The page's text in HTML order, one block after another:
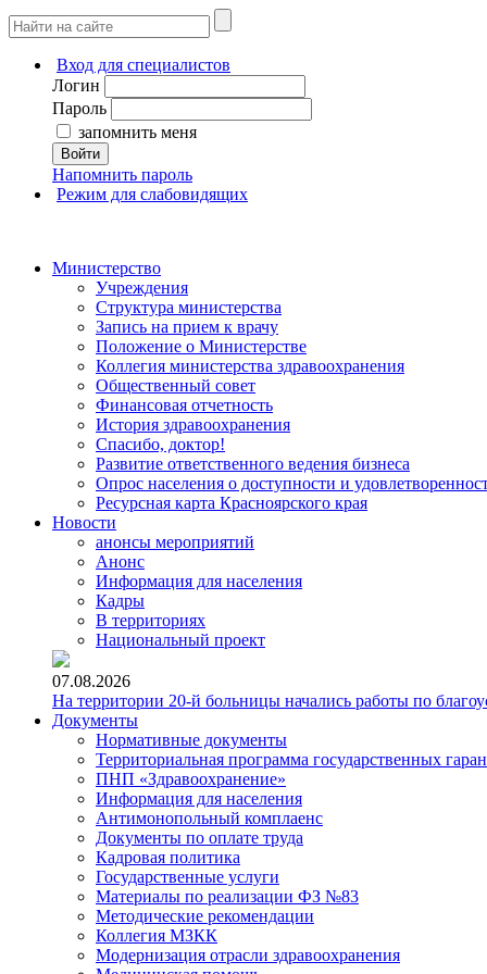
Вход для специалистов
Логин
Пароль
запомнить меня
Войти
Напомнить пароль
Режим для слабовидящих
Министерство
Учреждения
Структура министерства
Запись на прием к врачу
Положение о Министерстве
Коллегия министерства здравоохранения
Общественный совет
Финансовая отчетность
История здравоохранения
Спасибо, доктор!
Развитие ответственного ведения бизнеса
Опрос населения о доступности и
Ресурсная карта Красноярского края
Новости
анонсы мероприятий
Анонс
Информация для населения
Кадры
В территориях
Национальный проект
07.08.2026
На территории 20-й больницы начались работы по
Документы
Нормативные документы
Территориальная программа государственных
ПНП «Здравоохранение»
Информация для населения
Антимонопольный комплаенс
Документы по оплате труда
Кадровая политика
Государственные услуги
Материалы по реализации ФЗ №83
Методические рекомендации
Коллегия МЗКК
Модернизация отрасли здравоохранения